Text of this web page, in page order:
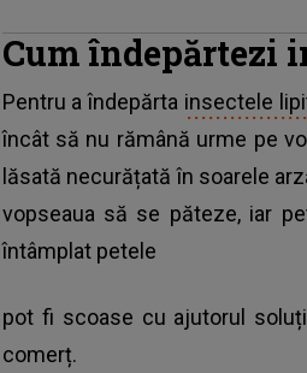
Cum îndepărtezi
Pentru a îndepărta insectele
încât să nu rămână urme pe
lăsată necurățată în soarele
vopseaua să se păteze, iar
întâmplat petele
pot fi scoase cu ajutorul
comerț.